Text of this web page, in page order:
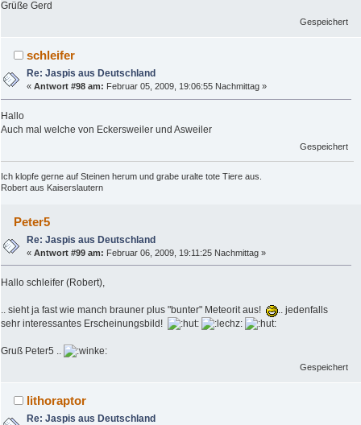
Grüße Gerd
Gespeichert
schleifer
Re: Jaspis aus Deutschland
«Antwort #98 am: Februar 05, 2009, 19:06:55 Nachmittag »
Hallo
Auch mal welche von Eckersweiler und Asweiler
Gespeichert
Ich klopfe gerne auf Steinen herum und grabe uralte tote Tiere aus.
Robert aus Kaiserslautern
Peter5
Re: Jaspis aus Deutschland
«Antwort #99 am: Februar 06, 2009, 19:11:25 Nachmittag »
Hallo schleifer (Robert),
.. sieht ja fast wie manch brauner plus "bunter" Meteorit aus!
.. jedenfalls
sehr interessantes Erscheinungsbild!
Gruß Peter5 ..
Gespeichert
lithoraptor
Re: Jaspis aus Deutschland